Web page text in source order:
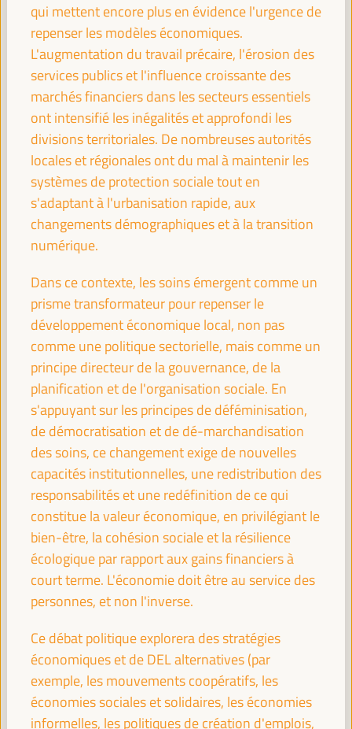
Inscription et accréditation
08:3017:00
09:30
Politiques et alliances territoriales pour le
développement économique local face au
changement climatique
Dialogue politique
Auditorio 3 -09:30 11:00 Axe 1
Approches de développement économique local
centrées sur les soins
Sala París - 09:30 11:00 Axe 3
Stratégies économiques et territoriales pour créer
des opportunités dans les villes intermédiaires
Panneau de dialogue
Sala Bruselas -09:3011:00 Axe 3
Expériences mondiales en matière de banque
publique, de banque éthique et de crédits locaux
pour le financement des territoires
Panneau de dialogue
Sala Madrid -09:30 11:00 Axe 1
Stratégies LED et coopération transfrontalière :
Fédérer les territoires
Panel sur les bonnes pratiques
Sala Club - 09:3011:00 Axe 3
qui mettent encore plus en évidence l'urgence de
repenser les modèles économiques.
L'augmentation du travail précaire, l'érosion des
services publics et l'influence croissante des
marchés financiers dans les secteurs essentiels
ont intensifié les inégalités et approfondi les
divisions territoriales. De nombreuses autorités
locales et régionales ont du mal à maintenir les
systèmes de protection sociale tout en
s'adaptant à l'urbanisation rapide, aux
changements démographiques et à la transition
numérique.
Dans ce contexte, les soins émergent comme un
prisme transformateur pour repenser le
développement économique local, non pas
comme une politique sectorielle, mais comme un
principe directeur de la gouvernance, de la
planification et de l'organisation sociale. En
s'appuyant sur les principes de déféminisation,
de démocratisation et de dé-marchandisation
des soins, ce changement exige de nouvelles
capacités institutionnelles, une redistribution des
responsabilités et une redéfinition de ce qui
constitue la valeur économique, en privilégiant le
bien-être, la cohésion sociale et la résilience
écologique par rapport aux gains financiers à
court terme. L'économie doit être au service des
personnes, et non l'inverse.
Ce débat politique explorera des stratégies
économiques et de DEL alternatives (par
exemple, les mouvements coopératifs, les
économies sociales et solidaires, les économies
informelles, les politiques de création d'emplois,